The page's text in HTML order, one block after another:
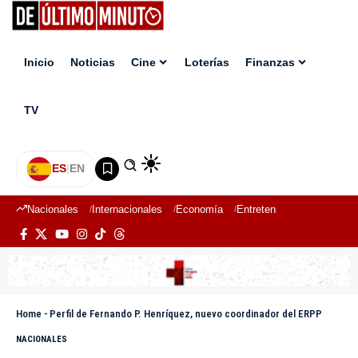
Inicio Noticias Cine Loterías Finanzas
TV
ES|EN
Nacionales Internacionales Economía Entretenimiento
Home - Perfil de Fernando P. Henríquez, nuevo coordinador del ERPP
NACIONALES